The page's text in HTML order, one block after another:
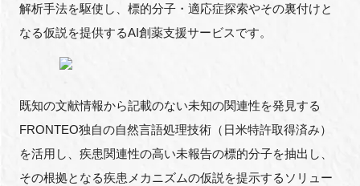
解析手法を駆使し、標的分子・適応症探索やその裏付けと
なる仮説を提供するAI創薬支援サービスです。
既知の文献情報から記載のない未知の関連性を発見する
FRONTEO独自の自然言語処理技術（日米特許取得済み）
を活用し、疾患関連性の高い未報告の標的分子を抽出し、
その根拠となる疾患メカニズムの仮説を提示するソリュー